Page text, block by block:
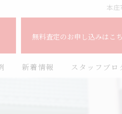
本
無料査定のお申し込みはこ
新着情報 スタッフブロ